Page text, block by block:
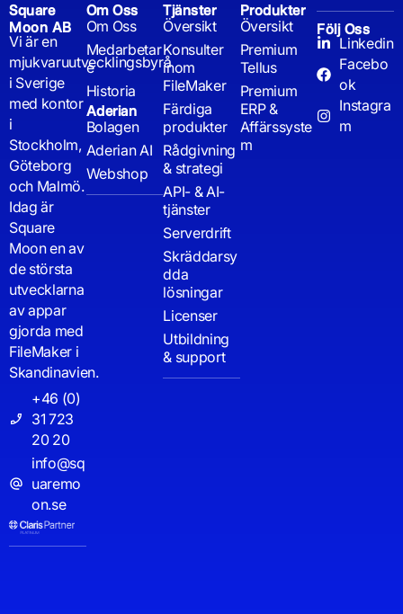
Square
Moon AB
Vi är en
mjukvaruutvecklingsbyrå
i Sverige
med kontor
i
Stockholm,
Göteborg
och Malmö.
Idag är
Square
Moon en av
de största
utvecklarna
av appar
gjorda med
FileMaker i
Skandinavien.
+46 (0)
31 723
20 20
info@sq
uaremo
on.se
Om Oss
Om Oss
Medarbetar
e
Historia
Aderian
Bolagen
Aderian AI
Webshop
Tjänster
Översikt
Konsulter
inom
FileMaker
Färdiga
produkter
Rådgivning
& strategi
API- & AI-
tjänster
Serverdrift
Skräddarsy
dda
lösningar
Licenser
Utbildning
& support
Produkter
Översikt
Premium
Tellus
Premium
ERP &
Affärssyste
m
Följ Oss
Linkedin
Facebo
ok
Instagra
m